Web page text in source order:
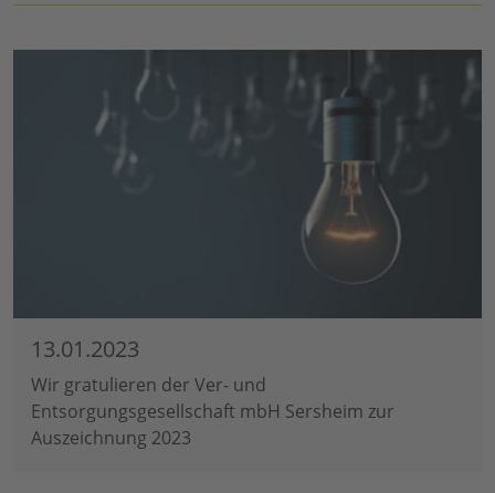
13.01.2023
Wir gratulieren der Ver- und
Entsorgungsgesellschaft mbH Sersheim zur
Auszeichnung 2023